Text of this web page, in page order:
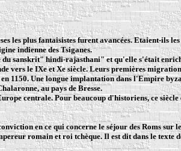
les plus fantaisistes furent avancées. Etaient-
indienne des Tsiganes.
sanskrit" hindi-rajasthani" et qu'elle s'était
vers le IXe et Xe siècle. Leurs premières
1150. Une longue implantation dans l'Empire
au pays de Bresse.
centrale. Pour beaucoup d'historiens, ce
en ce qui concerne le séjour des Roms sur
romain et roi tchèque. Il est dit dans le texte